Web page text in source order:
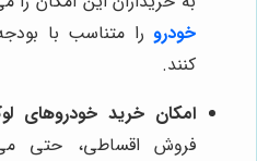
خودرو را متناسب با
کنند.
امکان خرید خودروهای
فروش اقساطی، حتی